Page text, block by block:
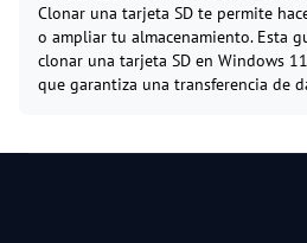
Clonar una tarjeta SD te permite
o ampliar tu almacenamiento. Esta
clonar una tarjeta SD en Windows
que garantiza una transferencia de